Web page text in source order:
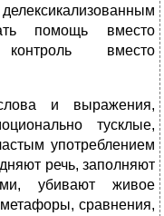
помощь вместо
вместо
и выражения,
тусклые,
употреблением
речь, заполняют
убивают живое
сравнения,